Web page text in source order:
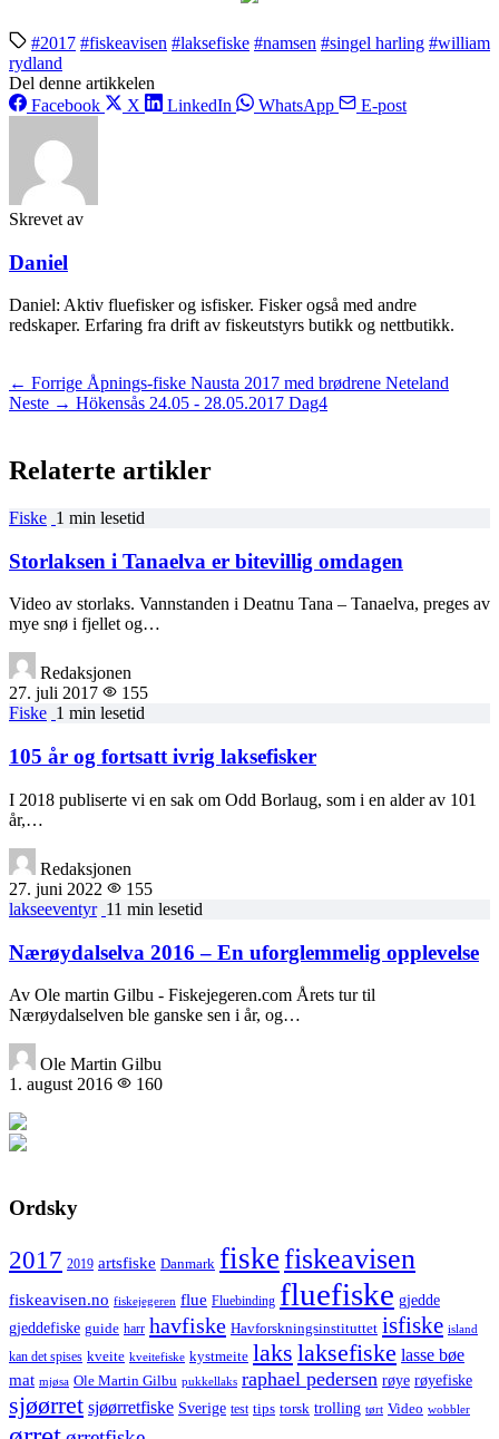
#2017 #fiskeavisen #laksefiske #namsen #singel harling #william
rydland
Del denne artikkelen
Facebook
X LinkedIn WhatsApp E-post
Skrevet av
Daniel
Daniel: Aktiv fluefisker og isfisker. Fisker også med andre
redskaper. Erfaring fra drift av fiskeutstyrs butikk og nettbutikk.
← Forrige Åpnings-fiske Nausta 2017 med brødrene Neteland
Neste → Hökensås 24.05 - 28.05.2017 Dag4
Relaterte artikler
Fiske 1 min lesetid
Storlaksen i Tanaelva er bitevillig omdagen
Video av storlaks. Vannstanden i Deatnu Tana – Tanaelva, preges av
mye snø i fjellet og…
Redaksjonen
27. juli 2017
155
Fiske 1 min lesetid
105 år og fortsatt ivrig laksefisker
I 2018 publiserte vi en sak om Odd Borlaug, som i en alder av 101
år,…
Redaksjonen
27. juni 2022
155
lakseeventyr 11 min lesetid
Nærøydalselva 2016 – En uforglemmelig opplevelse
Av Ole martin Gilbu - Fiskejegeren.com Årets tur til
Nærøydalselven ble ganske sen i år, og…
Ole Martin Gilbu
1. august 2016
160
Ordsky
2017 2019 artsfiske Danmark fiskefiskeavisen
fiskeavisen.no fiskejegeren flue Fluebinding fluefiske gjedde
gjeddefiske guide harr havfiske Havforskningsinstituttet isfiske island
kan det spises kveite kveitefiske kystmeite laks laksefiske lasse bøe
mat mjøsa Ole Martin Gilbu pukkellaks raphael pedersen røye røyefiske
sjøørret sjøørretfiske Sverige test tips torsk trolling tørt Video wobbler